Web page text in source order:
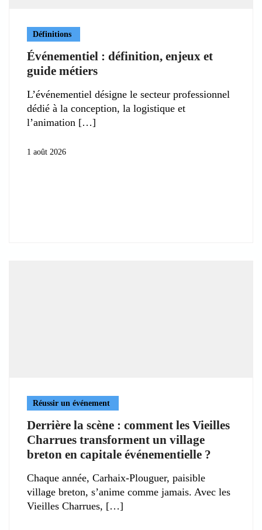
Définitions
Événementiel : définition, enjeux et
guide métiers
L’événementiel désigne le secteur professionnel
dédié à la conception, la logistique et
l’animation
1 août 2026
Réussir un événement
Derrière la scène : comment les Vieilles
Charrues transforment un village
breton en capitale événementielle ?
Chaque année, Carhaix-Plouguer, paisible
village breton, s’anime comme jamais. Avec les
Vieilles Charrues,